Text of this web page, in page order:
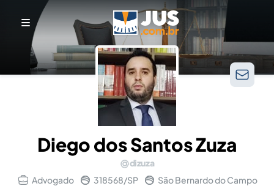
Diego dos Santos Zuza
dizuza
Advogado
318568/SP São Bernardo do Campo